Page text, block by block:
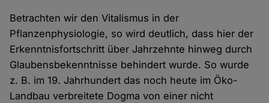
Betrachten wir den Vitalismus in der
Pflanzenphysiologie, so wird deutlich, dass hier der
Erkenntnisfortschritt über Jahrzehnte hinweg durch
Glaubensbekenntnisse behindert wurde. So wurde
z. B. im 19. Jahrhundert das noch heute im Öko-
Landbau verbreitete Dogma von einer nicht